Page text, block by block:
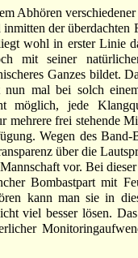
Abhören
der überdachten
wohl in erster Linie
mit seiner
Ganzes bildet.
nun mal bei solch
möglich, jede
mehrere frei stehende
Wegen des Band-
über die
vor. Bei
Bombastpart mit
kann man sie in
viel besser lösen.